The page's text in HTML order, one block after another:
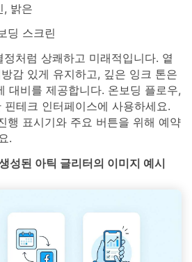
, 밝은
딩 스크린
처럼 상쾌하고 미래적입니다. 옅
감 있게 유지하고, 깊은 잉크 톤은
대비를 제공합니다. 온보딩 플로우,
테크 인터페이스에 사용하세요.
행 표시기와 주요 버튼을 위해 예약
.
성된 아틱 글리터의 이미지 예시